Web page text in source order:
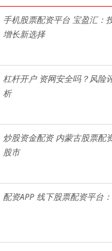
手机股票配资平台 宝盈汇：
增长新选择
杠杆开户 资网安全吗？风险
析
炒股资金配资 内蒙古股票配
股市
配资APP 线下股票配资平台